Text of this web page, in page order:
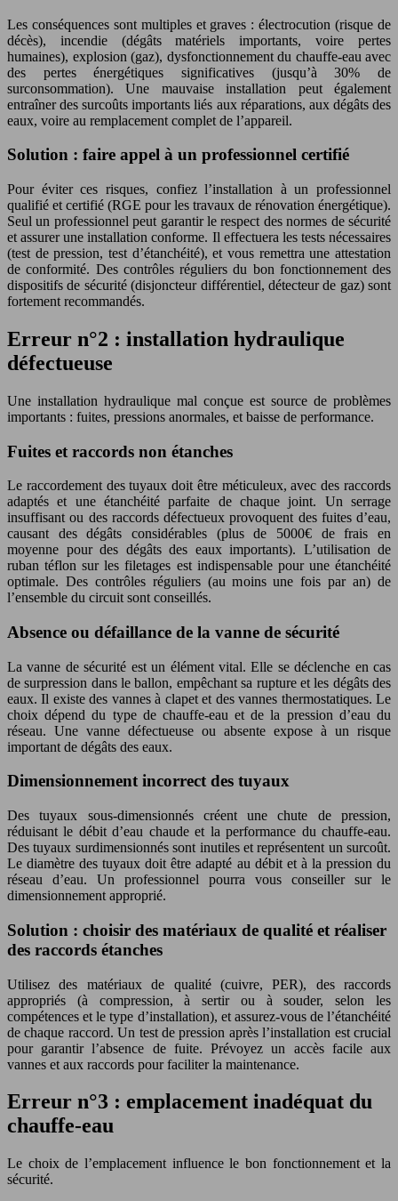
Les conséquences sont multiples et graves : électrocution (risque de
décès), incendie (dégâts matériels importants, voire pertes
humaines), explosion (gaz), dysfonctionnement du chauffe-eau avec
des pertes énergétiques significatives (jusqu’à 30% de
surconsommation). Une mauvaise installation peut également
entraîner des surcoûts importants liés aux réparations, aux dégâts des
eaux, voire au remplacement complet de l’appareil.
Solution : faire appel à un professionnel certifié
Pour éviter ces risques, confiez l’installation à un professionnel
qualifié et certifié (RGE pour les travaux de rénovation énergétique).
Seul un professionnel peut garantir le respect des normes de sécurité
et assurer une installation conforme. Il effectuera les tests nécessaires
(test de pression, test d’étanchéité), et vous remettra une attestation
de conformité. Des contrôles réguliers du bon fonctionnement des
dispositifs de sécurité (disjoncteur différentiel, détecteur de gaz) sont
fortement recommandés.
Erreur n°2 : installation hydraulique
défectueuse
Une installation hydraulique mal conçue est source de problèmes
importants : fuites, pressions anormales, et baisse de performance.
Fuites et raccords non étanches
Le raccordement des tuyaux doit être méticuleux, avec des raccords
adaptés et une étanchéité parfaite de chaque joint. Un serrage
insuffisant ou des raccords défectueux provoquent des fuites d’eau,
causant des dégâts considérables (plus de 5000€ de frais en
moyenne pour des dégâts des eaux importants). L’utilisation de
ruban téflon sur les filetages est indispensable pour une étanchéité
optimale. Des contrôles réguliers (au moins une fois par an) de
l’ensemble du circuit sont conseillés.
Absence ou défaillance de la vanne de sécurité
La vanne de sécurité est un élément vital. Elle se déclenche en cas
de surpression dans le ballon, empêchant sa rupture et les dégâts des
eaux. Il existe des vannes à clapet et des vannes thermostatiques. Le
choix dépend du type de chauffe-eau et de la pression d’eau du
réseau. Une vanne défectueuse ou absente expose à un risque
important de dégâts des eaux.
Dimensionnement incorrect des tuyaux
Des tuyaux sous-dimensionnés créent une chute de pression,
réduisant le débit d’eau chaude et la performance du chauffe-eau.
Des tuyaux surdimensionnés sont inutiles et représentent un surcoût.
Le diamètre des tuyaux doit être adapté au débit et à la pression du
réseau d’eau. Un professionnel pourra vous conseiller sur le
dimensionnement approprié.
Solution : choisir des matériaux de qualité et réaliser
des raccords étanches
Utilisez des matériaux de qualité (cuivre, PER), des raccords
appropriés (à compression, à sertir ou à souder, selon les
compétences et le type d’installation), et assurez-vous de l’étanchéité
de chaque raccord. Un test de pression après l’installation est crucial
pour garantir l’absence de fuite. Prévoyez un accès facile aux
vannes et aux raccords pour faciliter la maintenance.
Erreur n°3 : emplacement inadéquat du
chauffe-eau
Le choix de l’emplacement influence le bon fonctionnement et la
sécurité.